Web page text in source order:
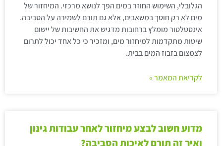
הגלובלי, השימוש החוזר במים הפך לנושא מרכזי. המיחזור של
מים לא רק חוסך במשאבים, אלא גם תורם לשמירה על הסביבה.
אינסטלטור מומלץ ברחובות מדגיש את החשיבות של יישום
שיטות מתקדמות למיחזור מים, ומזכיר כי כל אחד יכול לתרום
לצמצום בזבוז המים בבית.
לקריאת המאמר »
מדוע חשוב לבצע מיחזור לאחר עבודות גינון
ואיך זה תורם לאיכות הסביבה?